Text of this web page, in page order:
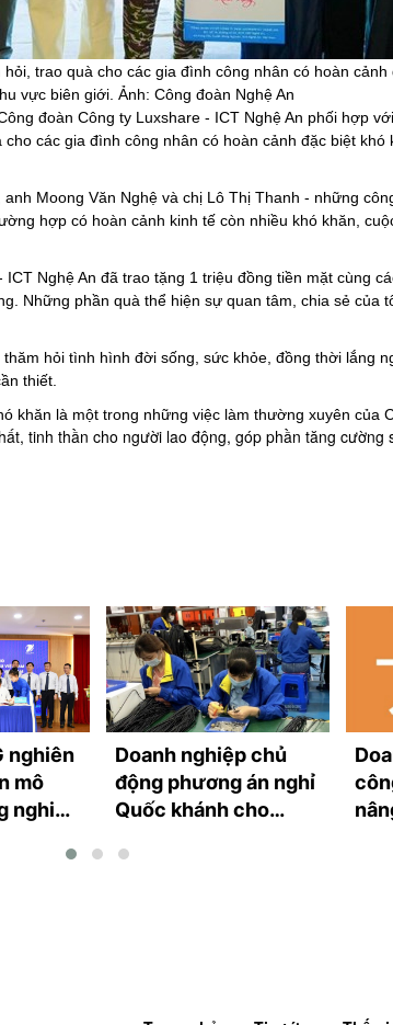
trao quà cho các gia đình công nhân có hoàn
vực biên giới. Ảnh: Công đoàn Nghệ An
đoàn Công ty Luxshare - ICT Nghệ An phối hợp
cho các gia đình công nhân có hoàn cảnh đặc biệt khó
Moong Văn Nghệ và chị Lô Thị Thanh - những
hợp có hoàn cảnh kinh tế còn nhiều khó khăn,
Nghệ An đã trao tặng 1 triệu đồng tiền mặt cùng
Những phần quà thể hiện sự quan tâm, chia sẻ của
hỏi tình hình đời sống, sức khỏe, đồng thời lắng
thiết.
khăn là một trong những việc làm thường xuyên của
tinh thần cho người lao động, góp phần tăng cường
nghiên
mô
nghiệp
Doanh nghiệp chủ
động phương án nghỉ
Quốc khánh cho